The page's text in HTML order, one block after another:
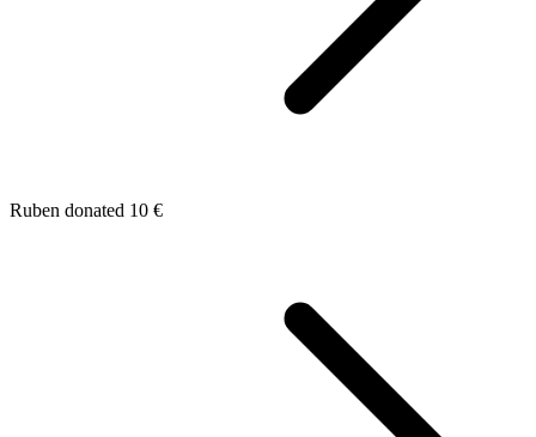
Ruben donated 10 €